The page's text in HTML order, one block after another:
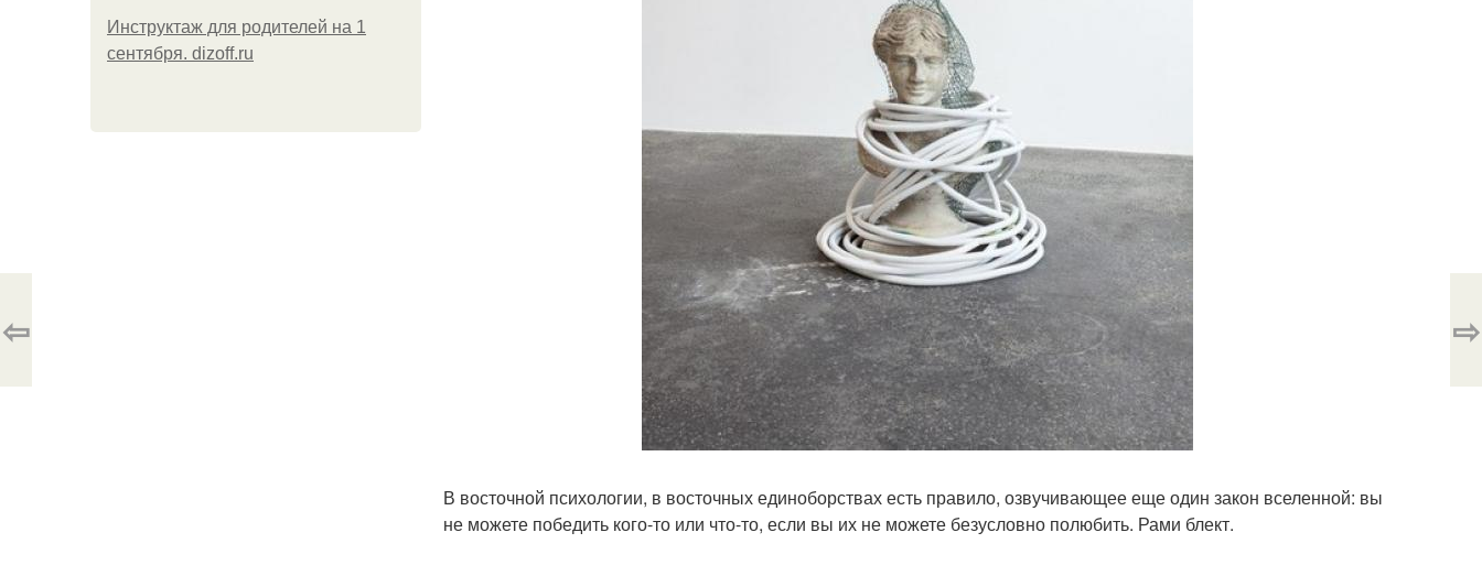
Инструктаж для родителей на 1
сентября. dizoff.ru
В восточной психологии, в восточных единоборствах есть правило, озвучивающее еще один закон вселенной: вы
не можете победить кого-то или что-то, если вы их не можете безусловно полюбить. Рами блект.
⇦ ⇨